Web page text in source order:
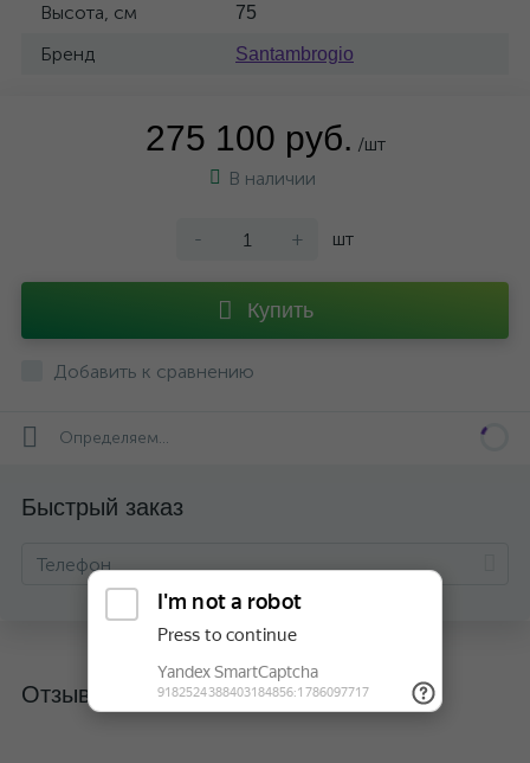
Высота, см 75
Бренд Santambrogio
275 100 руб. /шт
В наличии
- + шт
Купить
Добавить к сравнению
Определяем...
Быстрый заказ
Отзывы